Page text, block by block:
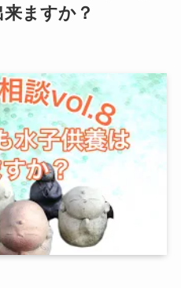
ますか？